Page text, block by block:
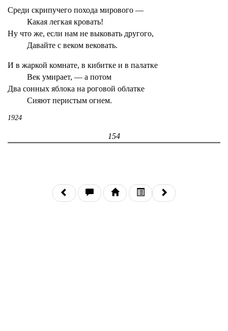
Среди скрипучего похода мирового —
Какая легкая кровать!
Ну что же, если нам не выковать другого,
Давайте с веком вековать.
И в жаркой комнате, в кибитке и в палатке
Век умирает, — а потом
Два сонных яблока на роговой облатке
Сияют перистым огнем.
1924
154